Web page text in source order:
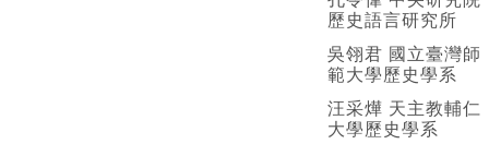
歷史語言研究所
吳翎君 國立臺灣師
範大學歷史學系
汪采燁 天主教輔仁
大學歷史學系